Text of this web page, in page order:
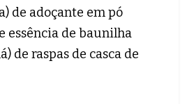
de adoçante em pó
essência de baunilha
de raspas de casca de